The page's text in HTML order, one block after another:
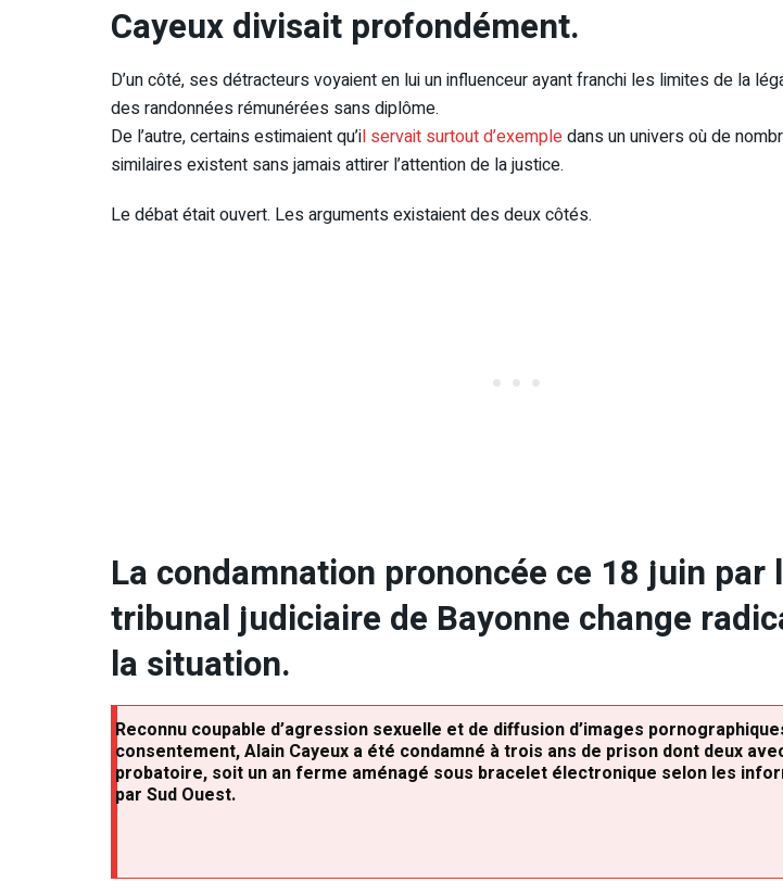
Cayeux divisait profondément.
D’un côté, ses détracteurs voyaient en lui un influenceur ayant franchi les limites de la
des randonnées rémunérées sans diplôme.
De l’autre, certains estimaient qu’il servait surtout d’exempledans un univers où de
similaires existent sans jamais attirer l’attention de la justice.
Le débat était ouvert. Les arguments existaient des deux côtés.
La condamnation prononcée ce 18 juin par
tribunal judiciaire de Bayonne change
la situation.
Reconnu coupable d’agression sexuelle et de diffusion d’images
consentement, Alain Cayeux a été condamné à trois ans de prison dont deux
probatoire, soit un an ferme aménagé sous bracelet électronique selon les
par Sud Ouest.